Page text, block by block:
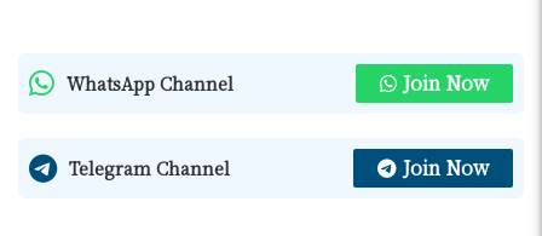
WhatsApp Channel Join Now
Telegram Channel Join Now